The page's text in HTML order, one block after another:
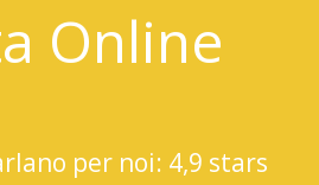
Online
per noi: 4,9 stars